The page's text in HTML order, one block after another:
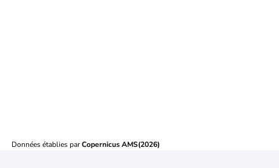
Données établies parCopernicus AMS(2026)